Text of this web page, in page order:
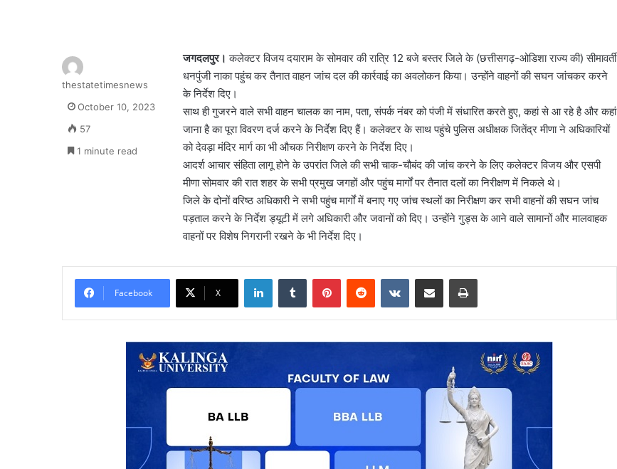
जगदलपुर। कलेक्टर विजय दयाराम के सोमवार की रात्रि 12 बजे बस्तर जिले के (छत्तीसगढ़-ओडिशा राज्य की) सीमावर्ती
धनपुंजी नाका पहुंच कर तैनात वाहन जांच दल की कार्रवाई का अवलोकन किया। उन्होंने वाहनों की सघन जांचकर करने
के निर्देश दिए।
साथ ही गुजरने वाले सभी वाहन चालक का नाम, पता, संपर्क नंबर को पंजी में संधारित करते हुए, कहां से आ रहे है और कहां
जाना है का पूरा विवरण दर्ज करने के निर्देश दिए हैं। कलेक्टर के साथ पहुंचे पुलिस अधीक्षक जितेंद्र मीणा ने अधिकारियों
को देवड़ा मंदिर मार्ग का भी औचक निरीक्षण करने के निर्देश दिए।
आदर्श आचार संहिता लागू होने के उपरांत जिले की सभी चाक-चौबंद की जांच करने के लिए कलेक्टर विजय और एसपी
मीणा सोमवार की रात शहर के सभी प्रमुख जगहों और पहुंच मार्गों पर तैनात दलों का निरीक्षण में निकले थे।
जिले के दोनों वरिष्ठ अधिकारी ने सभी पहुंच मार्गों में बनाए गए जांच स्थलों का निरीक्षण कर सभी वाहनों की सघन जांच
पड़ताल करने के निर्देश ड्यूटी में लगे अधिकारी और जवानों को दिए। उन्होंने गुड्स के आने वाले सामानों और मालवाहक
वाहनों पर विशेष निगरानी रखने के भी निर्देश दिए।
thestatetimesnews
October 10, 2023
57
1 minute read
Facebook X
LinkedInTumblr PinterestReddit VKontakteShare via Email Print